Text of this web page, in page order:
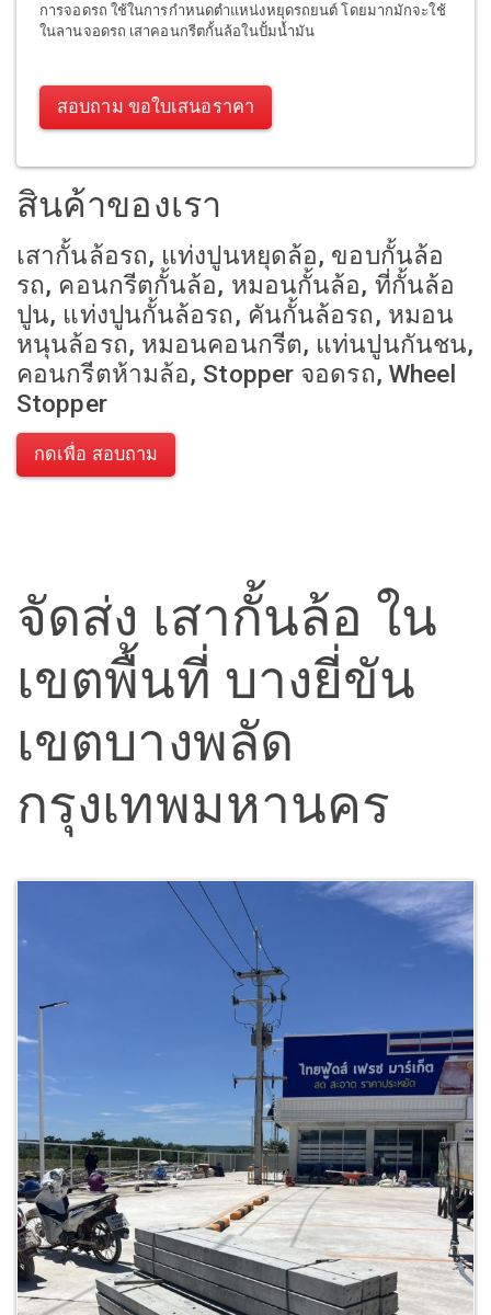
การจอดรถ ใช้ในการกำหนดตำแหน่งหยุดรถยนต์ โดยมากมักจะใช้
ในลานจอดรถ เสาคอนกรีตกั้นล้อในปั้มน้ำมัน
สอบถาม ขอใบเสนอราคา
สินค้าของเรา
เสากั้นล้อรถ, แท่งปูนหยุดล้อ, ขอบกั้นล้อ
รถ, คอนกรีตกั้นล้อ, หมอนกั้นล้อ, ที่กั้นล้อ
ปูน, แท่งปูนกั้นล้อรถ, คันกั้นล้อรถ, หมอน
หนุนล้อรถ, หมอนคอนกรีต, แท่นปูนกันชน,
คอนกรีตห้ามล้อ, Stopper จอดรถ, Wheel
Stopper
กดเพื่อ สอบถาม
จัดส่ง เสากั้นล้อ ใน
เขตพื้นที่ บางยี่ขัน
เขตบางพลัด
กรุงเทพมหานคร